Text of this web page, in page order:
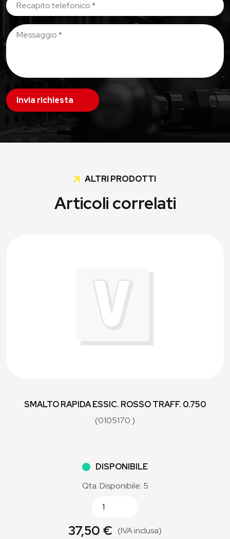
Invia richiesta
ALTRI PRODOTTI
Articoli correlati
SMALTO RAPIDA ESSIC. ROSSO TRAFF. 0.750
(0105170 )
DISPONIBILE
Qta. Disponibile: 5
37,50 € (IVA inclusa)